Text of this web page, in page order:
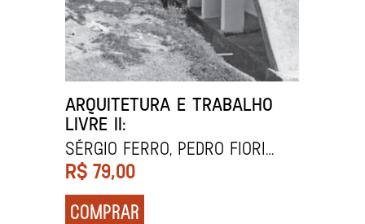
ARQUITETURA E TRABALHO
LIVRE II:
Sérgio Ferro, Pedro Fiori
Arantes e Roberto Schwarz
R$ 79,00
COMPRAR